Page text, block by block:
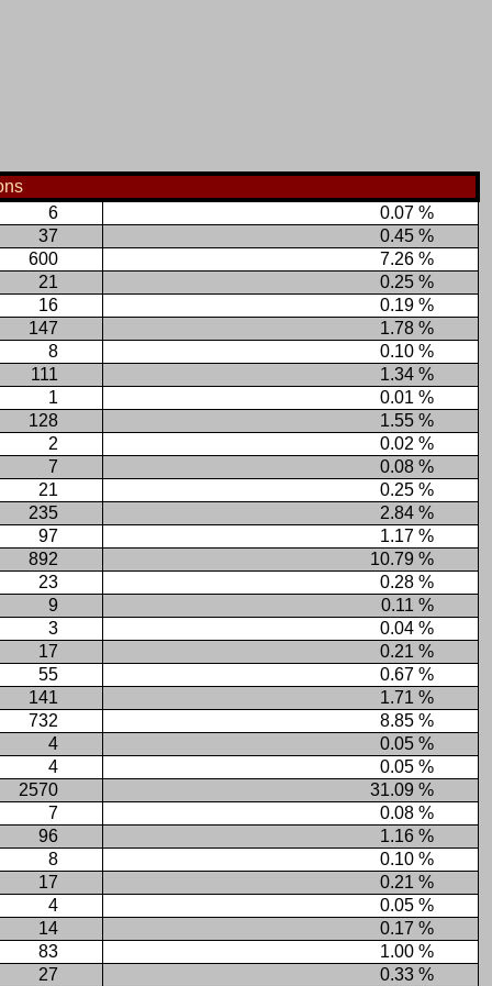
6
0.07 %
37
0.45 %
600
7.26 %
21
0.25 %
16
0.19 %
147
1.78 %
8
0.10 %
111
1.34 %
1
0.01 %
128
1.55 %
2
0.02 %
7
0.08 %
21
0.25 %
235
2.84 %
97
1.17 %
892
10.79 %
23
0.28 %
9
0.11 %
3
0.04 %
17
0.21 %
55
0.67 %
141
1.71 %
732
8.85 %
4
0.05 %
4
0.05 %
2570
31.09 %
7
0.08 %
96
1.16 %
8
0.10 %
17
0.21 %
4
0.05 %
14
0.17 %
83
1.00 %
27
0.33 %